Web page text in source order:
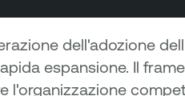
dell'adozione
espansione. Il
l'organizzazione